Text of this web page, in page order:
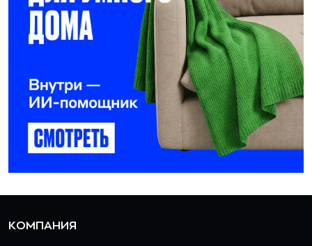
КОМПАНИЯ